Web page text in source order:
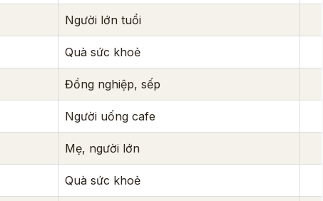
Người lớn tuổi
Quà sức khoẻ
Đồng nghiệp, sếp
Người uống cafe
Mẹ, người lớn
Quà sức khoẻ